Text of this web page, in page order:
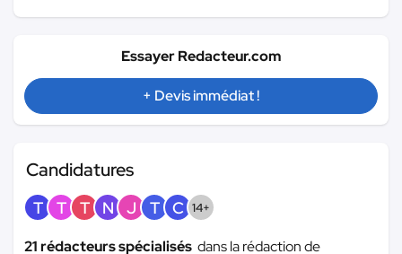
Essayer Redacteur.com
+ Devis immédiat !
Candidatures
T T T N J T C 14+
21 rédacteurs spécialisés dans la rédaction de